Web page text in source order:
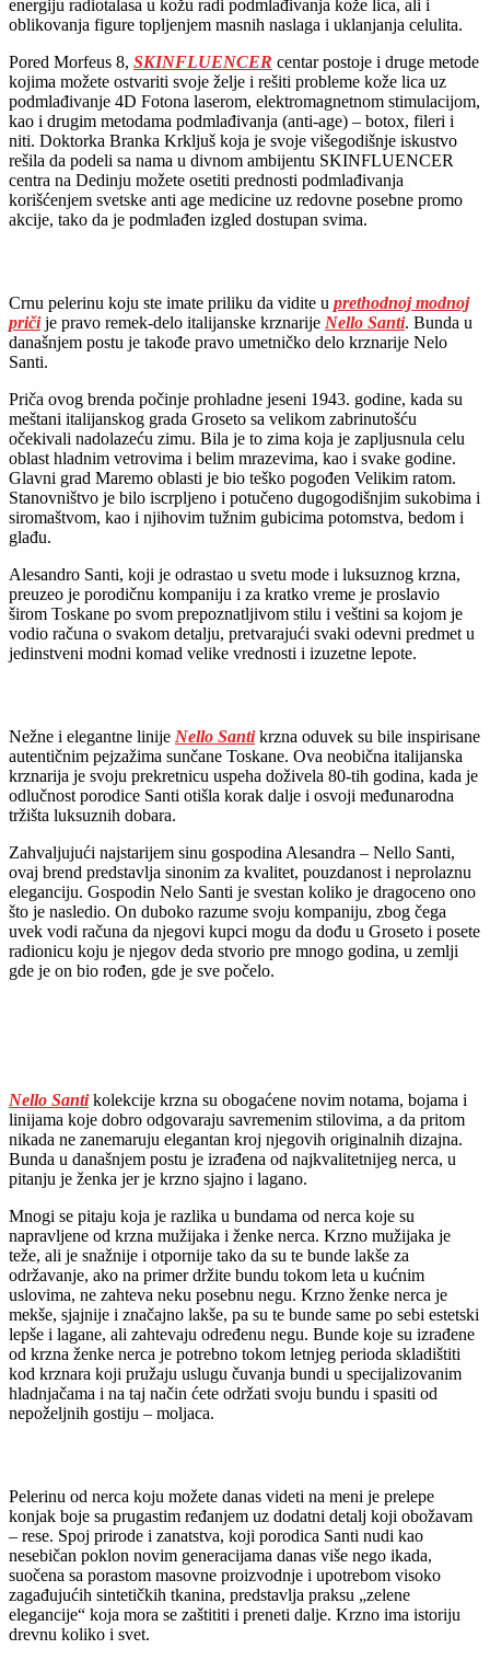
energiju radiotalasa u kožu radi podmlađivanja kože lica, ali i
oblikovanja figure topljenjem masnih naslaga i uklanjanja celulita.
Pored Morfeus 8, SKINFLUENCER centar postoje i druge metode
kojima možete ostvariti svoje želje i rešiti probleme kože lica uz
podmlađivanje 4D Fotona laserom, elektromagnetnom stimulacijom,
kao i drugim metodama podmlađivanja (anti-age) – botox, fileri i
niti. Doktorka Branka Krkljuš koja je svoje višegodišnje iskustvo
rešila da podeli sa nama u divnom ambijentu SKINFLUENCER
centra na Dedinju možete osetiti prednosti podmlađivanja
korišćenjem svetske anti age medicine uz redovne posebne promo
akcije, tako da je podmlađen izgled dostupan svima.
Crnu pelerinu koju ste imate priliku da vidite u prethodnoj modnoj
pričije pravo remek-delo italijanske krznarije Nello Santi. Bunda u
današnjem postu je takođe pravo umetničko delo krznarije Nelo
Santi.
Priča ovog brenda počinje prohladne jeseni 1943. godine, kada su
meštani italijanskog grada Groseto sa velikom zabrinutošću
očekivali nadolazeću zimu. Bila je to zima koja je zapljusnula celu
oblast hladnim vetrovima i belim mrazevima, kao i svake godine.
Glavni grad Maremo oblasti je bio teško pogođen Velikim ratom.
Stanovništvo je bilo iscrpljeno i potučeno dugogodišnjim sukobima i
siromaštvom, kao i njihovim tužnim gubicima potomstva, bedom i
glađu.
Alesandro Santi, koji je odrastao u svetu mode i luksuznog krzna,
preuzeo je porodičnu kompaniju i za kratko vreme je proslavio
širom Toskane po svom prepoznatljivom stilu i veštini sa kojom je
vodio računa o svakom detalju, pretvarajući svaki odevni predmet u
jedinstveni modni komad velike vrednosti i izuzetne lepote.
Nežne i elegantne linije Nello Santikrzna oduvek su bile inspirisane
autentičnim pejzažima sunčane Toskane. Ova neobična italijanska
krznarija je svoju prekretnicu uspeha doživela 80-tih godina, kada je
odlučnost porodice Santi otišla korak dalje i osvoji međunarodna
tržišta luksuznih dobara.
Zahvaljujući najstarijem sinu gospodina Alesandra – Nello Santi,
ovaj brend predstavlja sinonim za kvalitet, pouzdanost i neprolaznu
eleganciju. Gospodin Nelo Santi je svestan koliko je dragoceno ono
što je nasledio. On duboko razume svoju kompaniju, zbog čega
uvek vodi računa da njegovi kupci mogu da dođu u Groseto i posete
radionicu koju je njegov deda stvorio pre mnogo godina, u zemlji
gde je on bio rođen, gde je sve počelo.
Nello Santikolekcije krzna su obogaćene novim notama, bojama i
linijama koje dobro odgovaraju savremenim stilovima, a da pritom
nikada ne zanemaruju elegantan kroj njegovih originalnih dizajna.
Bunda u današnjem postu je izrađena od najkvalitetnijeg nerca, u
pitanju je ženka jer je krzno sjajno i lagano.
Mnogi se pitaju koja je razlika u bundama od nerca koje su
napravljene od krzna mužijaka i ženke nerca. Krzno mužijaka je
teže, ali je snažnije i otpornije tako da su te bunde lakše za
održavanje, ako na primer držite bundu tokom leta u kućnim
uslovima, ne zahteva neku posebnu negu. Krzno ženke nerca je
mekše, sjajnije i značajno lakše, pa su te bunde same po sebi estetski
lepše i lagane, ali zahtevaju određenu negu. Bunde koje su izrađene
od krzna ženke nerca je potrebno tokom letnjeg perioda skladištiti
kod krznara koji pružaju uslugu čuvanja bundi u specijalizovanim
hladnjačama i na taj način ćete održati svoju bundu i spasiti od
nepoželjnih gostiju – moljaca.
Pelerinu od nerca koju možete danas videti na meni je prelepe
konjak boje sa prugastim ređanjem uz dodatni detalj koji obožavam
– rese. Spoj prirode i zanatstva, koji porodica Santi nudi kao
nesebičan poklon novim generacijama danas više nego ikada,
suočena sa porastom masovne proizvodnje i upotrebom visoko
zagađujućih sintetičkih tkanina, predstavlja praksu „zelene
elegancije“ koja mora se zaštititi i preneti dalje. Krzno ima istoriju
drevnu koliko i svet.